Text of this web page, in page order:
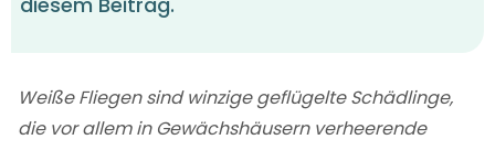
Weiße Fliegen sind winzige geflügelte Schädlinge,
die vor allem in Gewächshäusern verheerende